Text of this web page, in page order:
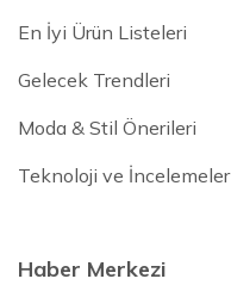
En İyi Ürün Listeleri
Gelecek Trendleri
Moda & Stil Önerileri
Teknoloji ve İncelemeler
Haber Merkezi